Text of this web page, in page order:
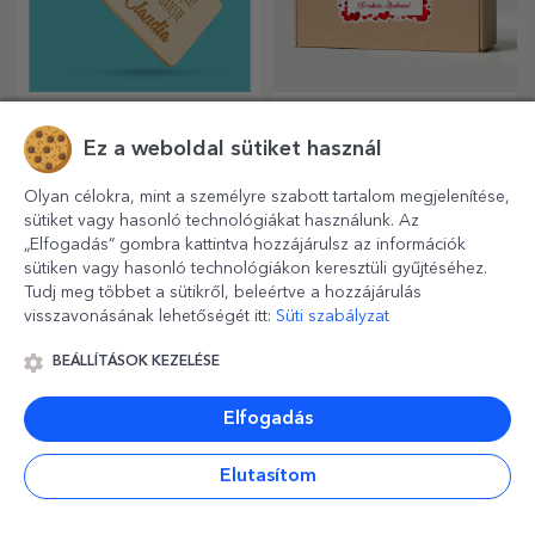
Személyre szabott
személyes hangulattal
újragondolva
személyre szabott
Hivatalos licenc
személyre szabott
Az igazi szurkolók számára
Személyre szabott
Üzenetet szeretne hagyni az
Ez a weboldal sütiket használ
Olyan célokra, mint a személyre szabott tartalom megjelenítése,
sütiket vagy hasonló technológiákat használunk. Az
„Elfogadás” gombra kattintva hozzájárulsz az információk
sütiken vagy hasonló technológiákon keresztüli gyűjtéséhez.
Tudj meg többet a sütikről, beleértve a hozzájárulás
visszavonásának lehetőségét itt: Süti szabályzat
BEÁLLÍTÁSOK KEZELÉSE
Elfogadás
Elutasítom